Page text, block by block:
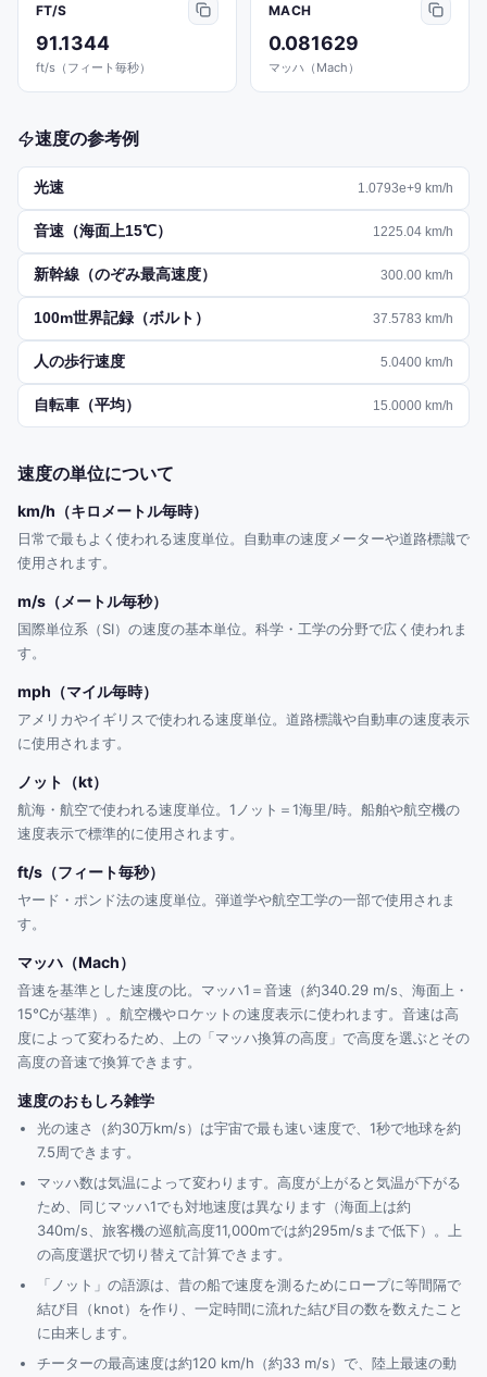
FT/S
91.1344
ft/s（フィート毎秒）
MACH
0.081629
マッハ（Mach）
速度の参考例
光速 1.0793e+9 km/h
音速（海面上15℃） 1225.04 km/h
新幹線（のぞみ最高速度） 300.00 km/h
100m世界記録（ボルト） 37.5783 km/h
人の歩行速度 5.0400 km/h
自転車（平均） 15.0000 km/h
速度の単位について
km/h（キロメートル毎時）
日常で最もよく使われる速度単位。自動車の速度メーターや道路標識で
使用されます。
m/s（メートル毎秒）
国際単位系（SI）の速度の基本単位。科学・工学の分野で広く使われま
す。
mph（マイル毎時）
アメリカやイギリスで使われる速度単位。道路標識や自動車の速度表示
に使用されます。
ノット（kt）
航海・航空で使われる速度単位。1ノット＝1海里/時。船舶や航空機の
速度表示で標準的に使用されます。
ft/s（フィート毎秒）
ヤード・ポンド法の速度単位。弾道学や航空工学の一部で使用されま
す。
マッハ（Mach）
音速を基準とした速度の比。マッハ1＝音速（約340.29 m/s、海面上・
15℃が基準）。航空機やロケットの速度表示に使われます。音速は高
度によって変わるため、上の「マッハ換算の高度」で高度を選ぶとその
高度の音速で換算できます。
速度のおもしろ雑学
光の速さ（約30万km/s）は宇宙で最も速い速度で、1秒で地球を約
7.5周できます。
マッハ数は気温によって変わります。高度が上がると気温が下がる
ため、同じマッハ1でも対地速度は異なります（海面上は約
340m/s、旅客機の巡航高度11,000mでは約295m/sまで低下）。上
の高度選択で切り替えて計算できます。
「ノット」の語源は、昔の船で速度を測るためにロープに等間隔で
結び目（knot）を作り、一定時間に流れた結び目の数を数えたこと
に由来します。
チーターの最高速度は約120 km/h（約33 m/s）で、陸上最速の動